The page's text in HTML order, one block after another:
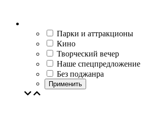
Парки и аттракционы
Кино
Творческий вечер
Наше спецпредложение
Без поджанра
Применить